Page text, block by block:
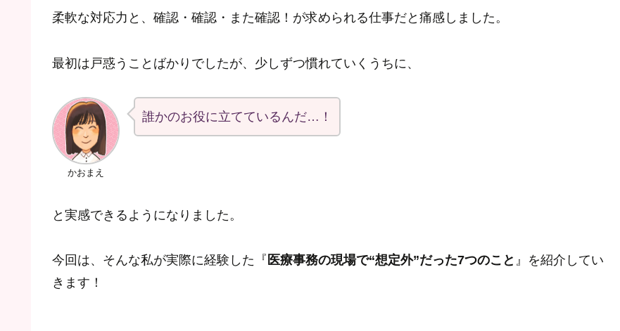
柔軟な対応力と、確認・確認・また確認！が求められる仕事だと痛感しました。
最初は戸惑うことばかりでしたが、少しずつ慣れていくうちに、
かおまえ
誰かのお役に立てているんだ…！
と実感できるようになりました。
今回は、そんな私が実際に経験した『 医療事務の現場で“想定外”だった7つのこと 』を紹介してい
きます！